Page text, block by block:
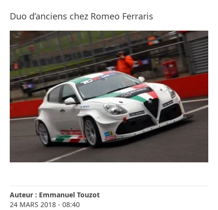
Duo d’anciens chez Romeo Ferraris
Auteur : Emmanuel Touzot
24 MARS 2018 - 08:40